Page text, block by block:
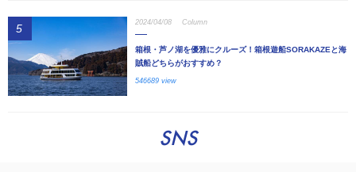
5 2024/04/08 Column
箱根・芦ノ湖を優雅にクルーズ！箱根遊船SORAKAZEと海
賊船どちらがおすすめ？
546689 view
SNS